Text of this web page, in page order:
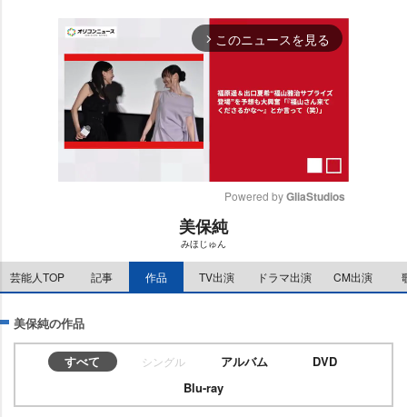
arrow_forward_ios このニュースを見る
e
Powered by GliaStudios
美保純
みほじゅん
芸能人TOP 記事 作品 TV出演 ドラマ出演 CM出演
美保純の作品
すべて シングル アルバム
DVD
Blu-ray